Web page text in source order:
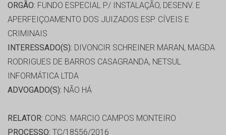
ORGÃO: FUNDO ESPECIAL P/ INSTALAÇÃO, DESENV. E
APERFEIÇOAMENTO DOS JUIZADOS ESP. CÍVEIS E
CRIMINAIS
INTERESSADO(S): DIVONCIR SCHREINER MARAN, MAGDA
RODRIGUES DE BARROS CASAGRANDA, NETSUL
INFORMÁTICA LTDA
ADVOGADO(S): NÃO HÁ
RELATOR: CONS. MARCIO CAMPOS MONTEIRO
PROCESSO: TC/18556/2016